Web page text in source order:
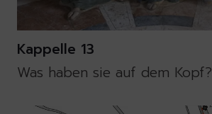
Kappelle 13
Was haben sie auf dem Kopf?